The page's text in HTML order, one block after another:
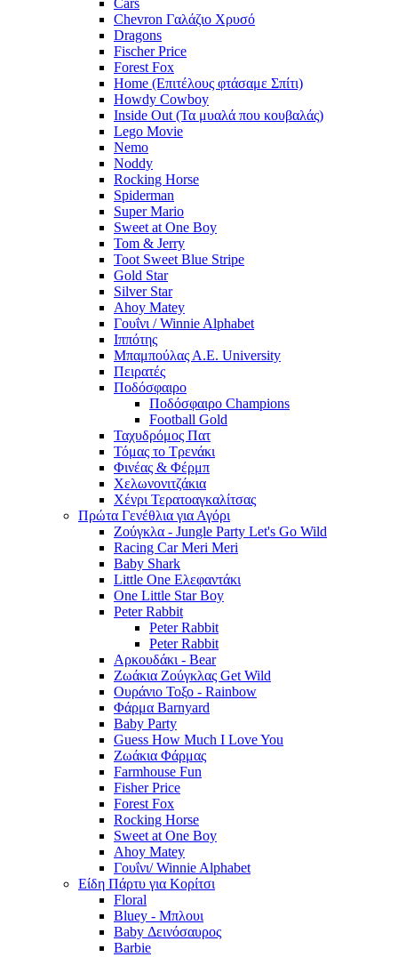
Chevron Γαλάζιο Χρυσό
Dragons
Fischer Price
Forest Fox
Home (Επιτέλους φτάσαμε Σπίτι)
Howdy Cowboy
Inside Out (Τα μυαλά που κουβαλάς)
Lego Movie
Nemo
Noddy
Rocking Horse
Spiderman
Super Mario
Sweet at One Boy
Tom & Jerry
Toot Sweet Blue Stripe
Gold Star
Silver Star
Ahoy Matey
Γουΐνι / Winnie Alphabet
Ιππότης
Μπαμπούλας Α.Ε. University
Πειρατές
Ποδόσφαιρο
Ποδόσφαιρο Champions
Football Gold
Ταχυδρόμος Πατ
Τόμας το Τρενάκι
Φινέας & Φέρμπ
Χελωνονιτζάκια
Χένρι Τερατοαγκαλίτσας
Πρώτα Γενέθλια για Αγόρι
Ζούγκλα - Jungle Party Let's Go Wild
Racing Car Meri Meri
Baby Shark
Little One Ελεφαντάκι
One Little Star Boy
Peter Rabbit
Peter Rabbit
Peter Rabbit
Αρκουδάκι - Bear
Ζωάκια Ζούγκλας Get Wild
Ουράνιο Τοξο - Rainbow
Φάρμα Barnyard
Baby Party
Guess How Much I Love You
Ζωάκια Φάρμας
Farmhouse Fun
Fisher Price
Forest Fox
Rocking Horse
Sweet at One Boy
Ahoy Matey
Γουΐνι/ Winnie Alphabet
Είδη Πάρτυ για Κορίτσι
Floral
Bluey - Μπλουι
Baby Δεινόσαυρος
Barbie